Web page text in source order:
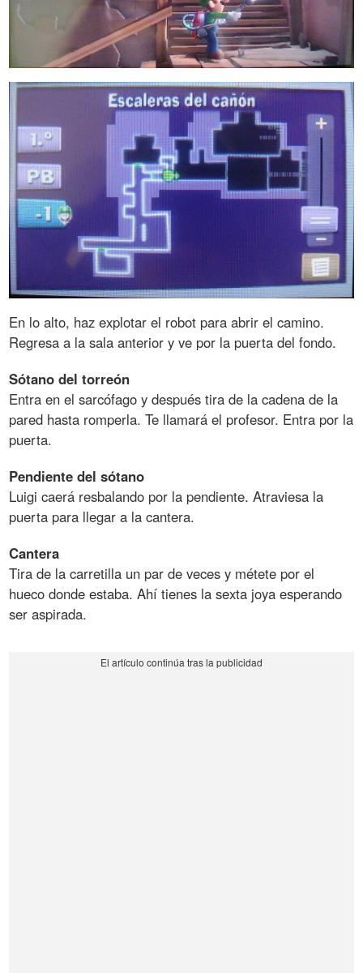
En lo alto, haz explotar el robot para abrir el camino.
Regresa a la sala anterior y ve por la puerta del fondo.
Sótano del torreón
Entra en el sarcófago y después tira de la cadena de la
pared hasta romperla. Te llamará el profesor. Entra por la
puerta.
Pendiente del sótano
Luigi caerá resbalando por la pendiente. Atraviesa la
puerta para llegar a la cantera.
Cantera
Tira de la carretilla un par de veces y métete por el
hueco donde estaba. Ahí tienes la sexta joya esperando
ser aspirada.